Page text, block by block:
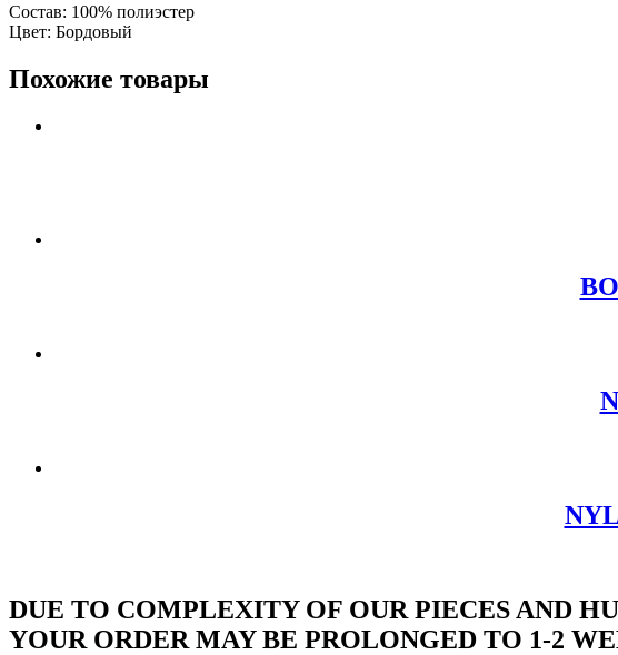
Состав: 100% полиэстер
Цвет: Бордовый
Похожие товары
DUE TO COMPLEXITY OF OUR PIECES AND
YOUR ORDER MAY BE PROLONGED TO 1-2